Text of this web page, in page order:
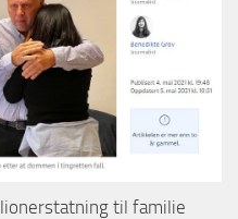
til familie